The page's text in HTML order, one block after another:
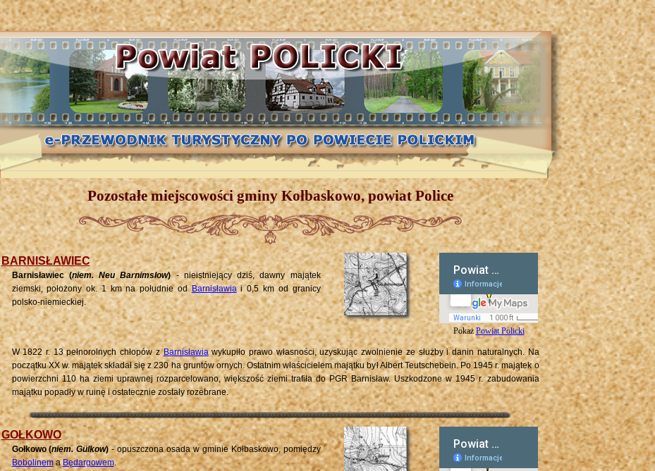
Pozostałe miejscowości gminy Kołbaskowo, powiat Police
BARNISŁAWIEC
Barnisławiec (niem. Neu Barnimslow)- nieistniejący dziś, dawny majątek
ziemski, położony ok. 1 km na południe od Barnisławiai 0,5 km od granicy
polsko-niemieckiej.
PokażPowiat Policki
W 1822 r. 13 pełnorolnych chłopów zBarnisławiawykupiło prawo własności, uzyskując zwolnienie ze służby i danin naturalnych. Na
początku XX w. majątek składał się z 230 ha gruntów ornych. Ostatnim właścicielem majątku był Albert Teutschebein. Po 1945 r. majątek o
powierzchni 110 ha ziemi uprawnej rozparcelowano, większość ziemi trafiła do PGR Barnisław. Uszkodzone w 1945 r. zabudowania
majątku popadły w ruinę i ostatecznie zostały rozebrane.
GOŁKOWO
Gołkowo (niem. Gülkow)- opuszczona osada w gminie Kołbaskowo, pomiędzy
BobolinemaBędargowem.